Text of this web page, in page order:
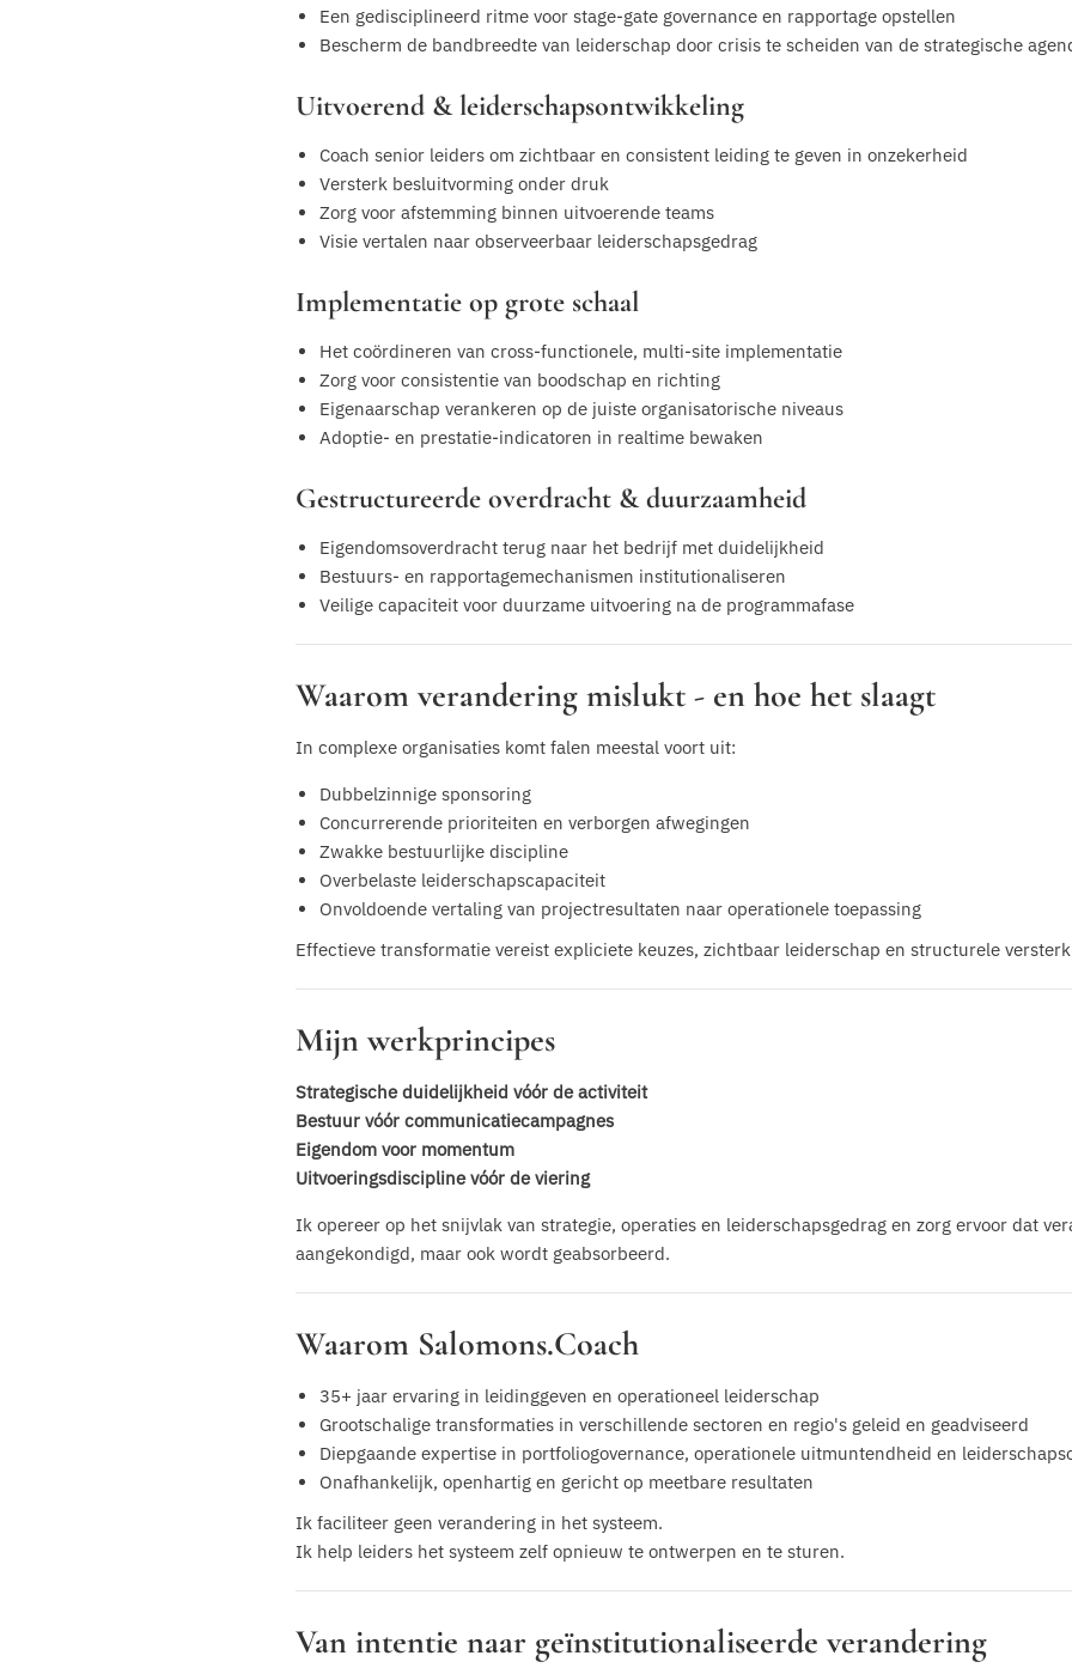
Een gedisciplineerd ritme voor stage-gate governance en rapportage opstellen
Bescherm de bandbreedte van leiderschap door crisis te scheiden van de strategische
Uitvoerend & leiderschapsontwikkeling
Coach senior leiders om zichtbaar en consistent leiding te geven in onzekerheid
Versterk besluitvorming onder druk
Zorg voor afstemming binnen uitvoerende teams
Visie vertalen naar observeerbaar leiderschapsgedrag
Implementatie op grote schaal
Het coördineren van cross-functionele, multi-site implementatie
Zorg voor consistentie van boodschap en richting
Eigenaarschap verankeren op de juiste organisatorische niveaus
Adoptie- en prestatie-indicatoren in realtime bewaken
Gestructureerde overdracht & duurzaamheid
Eigendomsoverdracht terug naar het bedrijf met duidelijkheid
Bestuurs- en rapportagemechanismen institutionaliseren
Veilige capaciteit voor duurzame uitvoering na de programmafase
Waarom verandering mislukt - en hoe het slaagt
In complexe organisaties komt falen meestal voort uit:
Dubbelzinnige sponsoring
Concurrerende prioriteiten en verborgen afwegingen
Zwakke bestuurlijke discipline
Overbelaste leiderschapscapaciteit
Onvoldoende vertaling van projectresultaten naar operationele toepassing
Effectieve transformatie vereist expliciete keuzes, zichtbaar leiderschap en structurele
Mijn werkprincipes
Strategische duidelijkheid vóór de activiteit
Bestuur vóór communicatiecampagnes
Eigendom voor momentum
Uitvoeringsdiscipline vóór de viering
Ik opereer op het snijvlak van strategie, operaties en leiderschapsgedrag en zorg ervoor dat
aangekondigd, maar ook wordt geabsorbeerd.
Waarom Salomons.Coach
35+ jaar ervaring in leidinggeven en operationeel leiderschap
Grootschalige transformaties in verschillende sectoren en regio's geleid en geadviseerd
Diepgaande expertise in portfoliogovernance, operationele uitmuntendheid en
Onafhankelijk, openhartig en gericht op meetbare resultaten
Ik faciliteer geen verandering in het systeem.
Ik help leiders het systeem zelf opnieuw te ontwerpen en te sturen.
Van intentie naar geïnstitutionaliseerde verandering